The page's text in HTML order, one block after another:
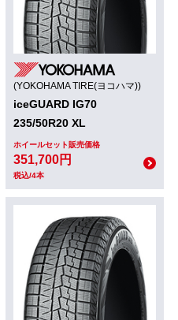
(YOKOHAMA TIRE(ヨコハマ))
iceGUARD IG70
235/50R20 XL
ホイールセット販売価格
351,700円
税込/4本